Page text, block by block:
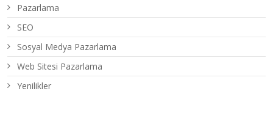
Pazarlama
SEO
Sosyal Medya Pazarlama
Web Sitesi Pazarlama
Yenilikler